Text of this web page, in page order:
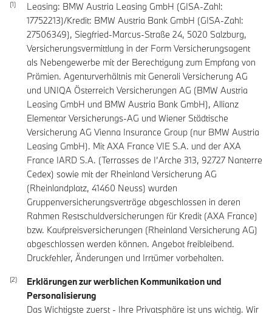
Leasing: BMW Austria Leasing GmbH (GISA-Zahl:
17752213)/Kredit: BMW Austria Bank GmbH (GISA-Zahl:
27506349), Siegfried-Marcus-Straße 24, 5020 Salzburg,
Versicherungsvermittlung in der Form Versicherungsagent
als Nebengewerbe mit der Berechtigung zum Empfang von
Prämien. Agenturverhältnis mit Generali Versicherung AG
und UNIQA Österreich Versicherungen AG (BMW Austria
Leasing GmbH und BMW Austria Bank GmbH), Allianz
Elementar Versicherungs-AG und Wiener Städtische
Versicherung AG Vienna Insurance Group (nur BMW Austria
Leasing GmbH). Mit AXA France VIE S.A. und der AXA
France IARD S.A. (Terrasses de I’Arche 313, 92727 Nanterre
Cedex) sowie mit der Rheinland Versicherung AG
(Rheinlandplatz, 41460 Neuss) wurden
Gruppenversicherungsverträge abgeschlossen in deren
Rahmen Restschuldversicherungen für Kredit (AXA France)
bzw. Kaufpreisversicherungen (Rheinland Versicherung AG)
abgeschlossen werden können. Angebot freibleibend.
Druckfehler, Änderungen und Irrtümer vorbehalten.
Erklärungen zur werblichen Kommunikation und
Personalisierung
Das Wichtigste zuerst - Ihre Privatsphäre ist uns wichtig. Wir